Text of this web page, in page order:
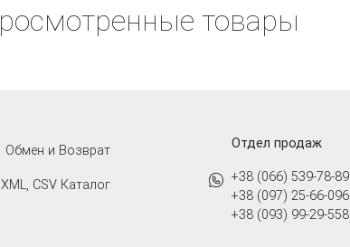
Просмотренные товары
Обмен и Возврат
XML, CSV Каталог
Отдел продаж
+38 (066) 539-78-89
+38 (097) 25-66-096
+38 (093) 99-29-558